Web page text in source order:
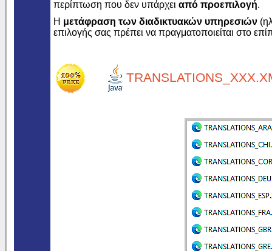
περίπτωση που δεν υπάρχει από προεπιλογή.
Η μετάφραση των διαδικτυακών υπηρεσιών
επιλογής σας πρέπει να πραγματοποιείται στο